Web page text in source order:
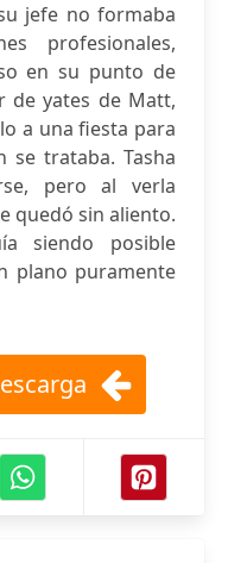
jefe no formaba
profesionales,
en su punto de
de yates de Matt,
a una fiesta para
se trataba. Tasha
pero al verla
quedó sin aliento.
siendo posible
plano puramente